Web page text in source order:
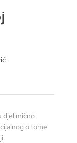
djelimično
o tome